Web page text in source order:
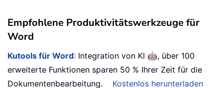
Empfohlene Produktivitätswerkzeuge für
Word
Kutools für Word: Integration von KI 🤖, über 100
erweiterte Funktionen sparen 50 % Ihrer Zeit für die
Dokumentenbearbeitung.
Kostenlos herunterladen